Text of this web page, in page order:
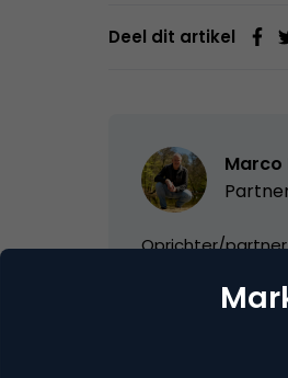
Deel dit artikel
Marco
Oprichter/partner